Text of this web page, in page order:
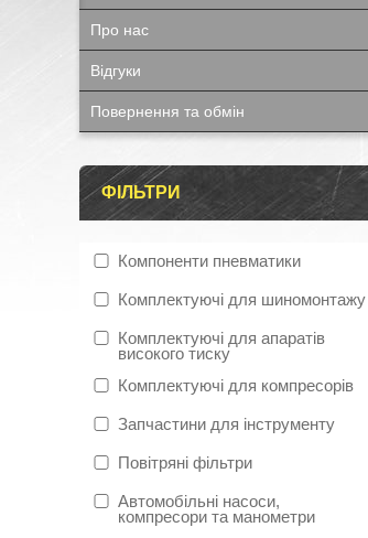
Про нас
Відгуки
Повернення та обмін
ФІЛЬТРИ
Компоненти пневматики
Комплектуючі для шиномонтажу
Комплектуючі для апаратів
високого тиску
Комплектуючі для компресорів
Запчастини для інструменту
Повітряні фільтри
Автомобільні насоси,
компресори та манометри